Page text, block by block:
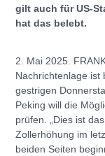
gilt auch für US-
hat das belebt.
2. Mai 2025.
Nachrichtenlage ist
gestrigen
Peking will die
prüfen. „Dies ist
Zollerhöhung im
beiden Seiten